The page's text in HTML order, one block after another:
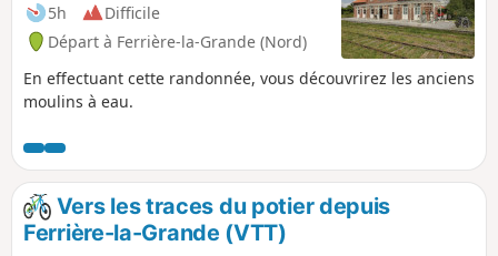
5h
Difficile
Départ à Ferrière-la-Grande (Nord)
En effectuant cette randonnée, vous découvrirez les anciens
moulins à eau.
Vers les traces du potier depuis
Ferrière-la-Grande (VTT)